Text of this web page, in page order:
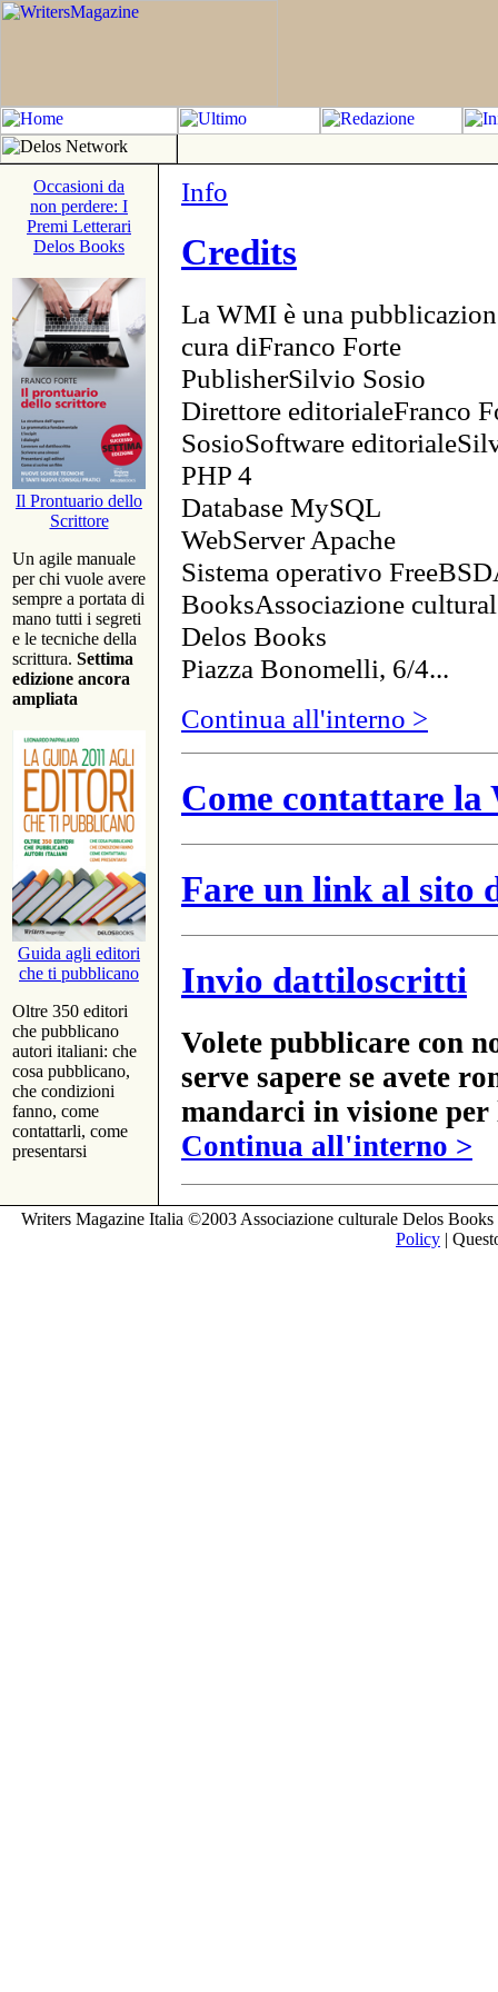
Occasioni da
non perdere: I
Premi Letterari
Delos Books
Il Prontuario dello
Scrittore
Un agile manuale
per chi vuole avere
sempre a portata di
mano tutti i segreti
e le tecniche della
scrittura. Settima
edizione ancora
ampliata
Guida agli editori
che ti pubblicano
Oltre 350 editori
che pubblicano
autori italiani: che
cosa pubblicano,
che condizioni
fanno, come
contattarli, come
presentarsi
Info
Credits
La WMI è una
cura diFranco Forte
PublisherSilvio Sosio
Direttore editorialeFranco
SosioSoftware
PHP 4
Database MySQL
WebServer Apache
Sistema operativo
BooksAssociazione
Delos Books
Piazza Bonomelli, 6/4...
Continua all'interno >
Come contattare
Fare un link al sito
Invio dattiloscritti
Volete pubblicare con
serve sapere se avete
mandarci in visione
Continua all'interno >
Writers Magazine Italia ©2003 Associazione culturale Delos
Policy |